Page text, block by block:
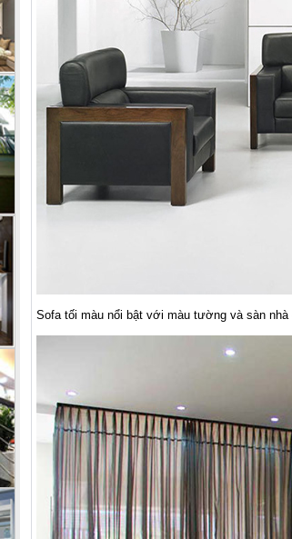
Sofa tối màu nổi bật với màu tường và sàn nhà